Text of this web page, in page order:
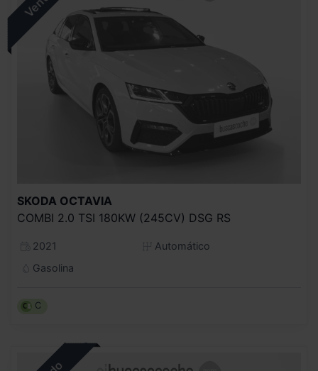
SKODA OCTAVIA
COMBI 2.0 TSI 180KW (245CV) DSG RS
2021
Automático
Gasolina
C